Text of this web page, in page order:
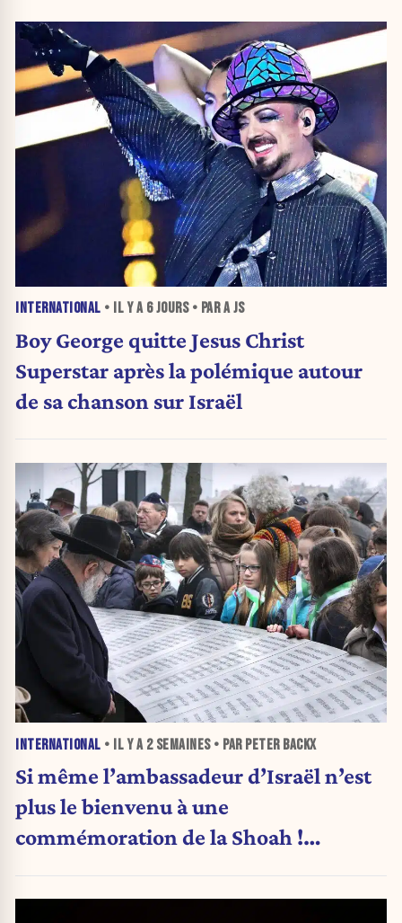
INTERNATIONAL • IL Y A 6 JOURS• PAR A JS
Boy George quitte Jesus Christ
Superstar après la polémique autour
de sa chanson sur Israël
INTERNATIONAL • IL Y A 2 SEMAINES• PAR PETER BACKX
Si même l’ambassadeur d’Israël n’est
plus le bienvenu à une
commémoration de la Shoah !